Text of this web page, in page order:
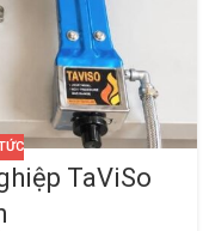
TaViSo